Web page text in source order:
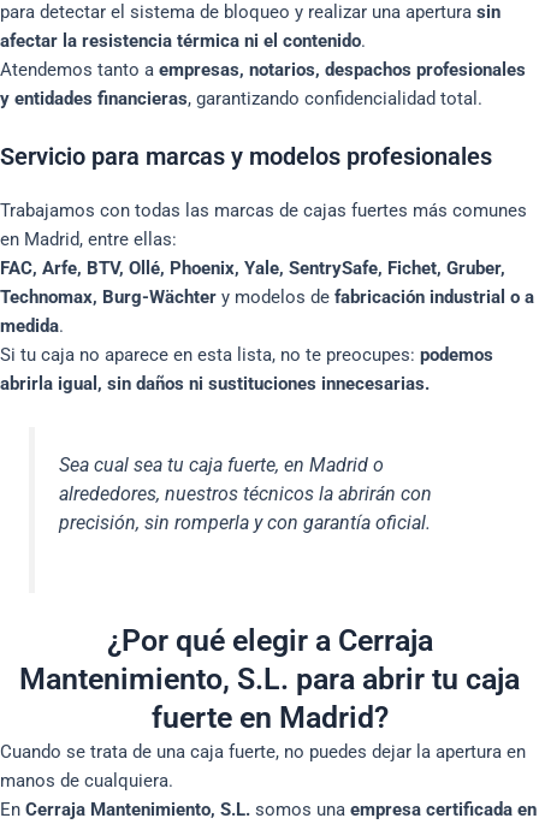
para detectar el sistema de bloqueo y realizar una apertura sin
afectar la resistencia térmica ni el contenido.
Atendemos tanto a empresas, notarios, despachos profesionales
y entidades financieras, garantizando confidencialidad total.
Servicio para marcas y modelos profesionales
Trabajamos con todas las marcas de cajas fuertes más comunes
en Madrid, entre ellas:
FAC, Arfe, BTV, Ollé, Phoenix, Yale, SentrySafe, Fichet, Gruber,
Technomax, Burg-Wächter y modelos de fabricación industrial o a
medida.
Si tu caja no aparece en esta lista, no te preocupes: podemos
abrirla igual, sin daños ni sustituciones innecesarias.
Sea cual sea tu caja fuerte, en Madrid o
alrededores, nuestros técnicos la abrirán con
precisión, sin romperla y con garantía oficial.
¿Por qué elegir a Cerraja
Mantenimiento, S.L. para abrir tu caja
fuerte en Madrid?
Cuando se trata de una caja fuerte, no puedes dejar la apertura en
manos de cualquiera.
En Cerraja Mantenimiento, S.L. somos una empresa certificada en